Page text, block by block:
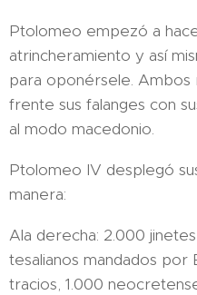
Ptolomeo empezó a
atrincheramiento y así
para oponérsele.
frente sus falanges con
al modo macedonio.
Ptolomeo IV desplegó
manera:
Ala derecha: 2.000
tesalianos mandados por
tracios, 1.000